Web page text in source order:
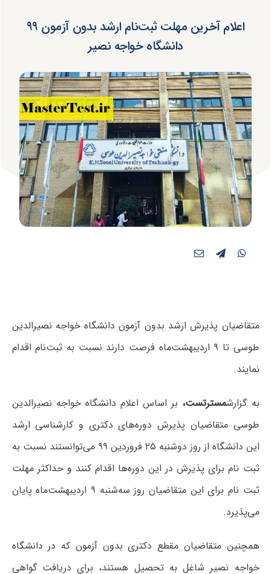
اعلام آخرین مهلت ثبت‌نام ارشد بدون آزمون ۹۹
دانشگاه خواجه نصیر
متقاضیان پذیرش ارشد بدون آزمون دانشگاه خواجه نصیرالدین
طوسی تا ۹ اردیبهشت‌ماه فرصت دارند نسبت به ثبت‌نام اقدام
نمایند.
به گزارشمسترتست، بر اساس اعلام دانشگاه خواجه نصیرالدین
طوسی متقاضیان پذیرش دوره‌های دکتری و کارشناسی ارشد
این دانشگاه از روز دوشنبه ۲۵ فروردین ۹۹ می‌توانستند نسبت به
ثبت نام برای پذیرش در این دوره‌ها اقدام کنند و حداکثر مهلت
ثبت نام برای این متقاضیان روز سه‌شنبه ۹ اردیبهشت‌ماه پایان
می‌پذیرد.
همچنین متقاضیان مقطع دکتری بدون آزمون که در دانشگاه
خواجه نصیر شاغل به تحصیل هستند، برای دریافت گواهی